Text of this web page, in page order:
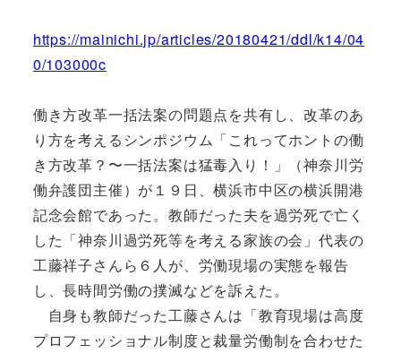
https://mainichi.jp/articles/20180421/ddl/k14/04
0/103000c
働き方改革一括法案の問題点を共有し、改革のあ
り方を考えるシンポジウム「これってホントの働
き方改革？〜一括法案は猛毒入り！」（神奈川労
働弁護団主催）が１９日、横浜市中区の横浜開港
記念会館であった。教師だった夫を過労死で亡く
した「神奈川過労死等を考える家族の会」代表の
工藤祥子さんら６人が、労働現場の実態を報告
し、長時間労働の撲滅などを訴えた。
自身も教師だった工藤さんは「教育現場は高度
プロフェッショナル制度と裁量労働制を合わせた